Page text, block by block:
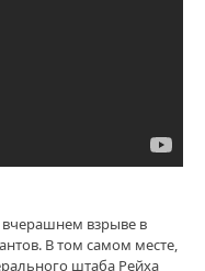
взрыве в
В том самом месте,
штаба Рейха